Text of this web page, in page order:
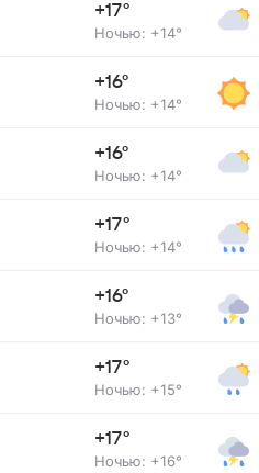
+17°
Ночью: +14°
+16°
Ночью: +14°
+16°
Ночью: +14°
+17°
Ночью: +14°
+16°
Ночью: +13°
+17°
Ночью: +15°
+17°
Ночью: +16°